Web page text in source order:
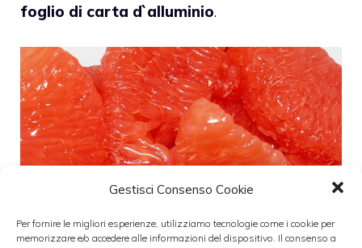
Gestisci Consenso Cookie
Per fornire le migliori esperienze, utilizziamo tecnologie come i cookie per
memorizzare e/o accedere alle informazioni del dispositivo. Il consenso a
foglio di carta d`alluminio.